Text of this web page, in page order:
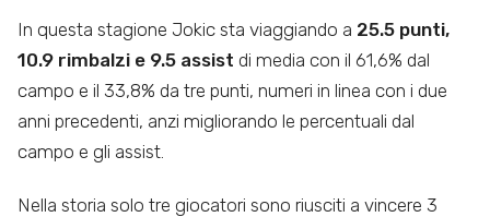
In questa stagione Jokic sta viaggiando a 25.5 punti,
10.9 rimbalzi e 9.5 assist di media con il 61,6% dal
campo e il 33,8% da tre punti, numeri in linea con i due
anni precedenti, anzi migliorando le percentuali dal
campo e gli assist.
Nella storia solo tre giocatori sono riusciti a vincere 3